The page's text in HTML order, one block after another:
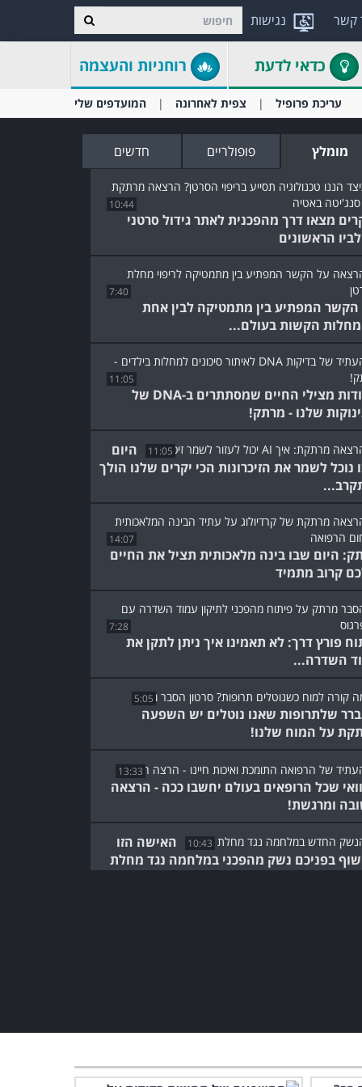
נגישות קשר
כדאי לדעת רוחניות והעצמה
עריכת פרופיל צפית לאחרונה המועדפים שלי
מומלץ פופולריים חדשים
10:44
מצאו דרך מהפכנית לאתר גידול סרטני
הראשונים
7:40
הקשר המפתיע בין מתמטיקה לבין אחת
הקשות בעולם...
11:05
הסודות מצילי החיים שמסתתרים ב-DNA של
שלנו - מרתק!
11:05
היום
נוכל לשמר את הזיכרונות הכי יקרים שלנו הולך
14:07
היום שבו בינה מלאכותית תציל את החיים
קרוב מתמיד
7:28
פורץ דרך: לא תאמינו איך ניתן לתקן את
השדרה...
5:05
שלתרופות שאנו נוטלים יש השפעה
על המוח שלנו!
13:33
שכל הרופאים בעולם יחשבו ככה - הרצאה
ומרגשת!
10:43
האישה הזו
בפניכם נשק מהפכני במלחמה נגד מחלת
בחוט השדרה
חידוש מהפכני: חיסון שפותח